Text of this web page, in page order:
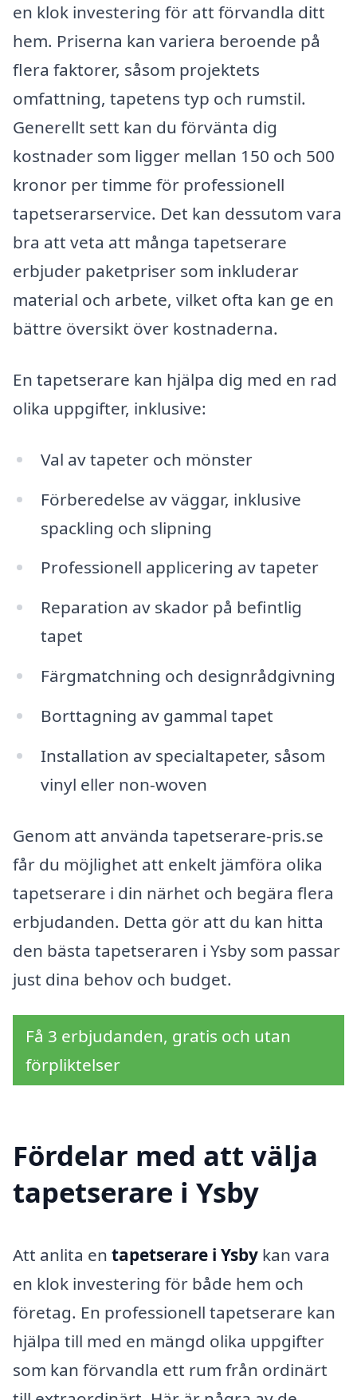
en klok investering för att förvandla ditt
hem. Priserna kan variera beroende på
flera faktorer, såsom projektets
omfattning, tapetens typ och rumstil.
Generellt sett kan du förvänta dig
kostnader som ligger mellan 150 och 500
kronor per timme för professionell
tapetserarservice. Det kan dessutom vara
bra att veta att många tapetserare
erbjuder paketpriser som inkluderar
material och arbete, vilket ofta kan ge en
bättre översikt över kostnaderna.
En tapetserare kan hjälpa dig med en rad
olika uppgifter, inklusive:
Val av tapeter och mönster
Förberedelse av väggar, inklusive
spackling och slipning
Professionell applicering av tapeter
Reparation av skador på befintlig
tapet
Färgmatchning och designrådgivning
Borttagning av gammal tapet
Installation av specialtapeter, såsom
vinyl eller non-woven
Genom att använda tapetserare-pris.se
får du möjlighet att enkelt jämföra olika
tapetserare i din närhet och begära flera
erbjudanden. Detta gör att du kan hitta
den bästa tapetseraren i Ysby som passar
just dina behov och budget.
Få 3 erbjudanden, gratis och utan
förpliktelser
Fördelar med att välja
tapetserare i Ysby
Att anlita en tapetserare i Ysby kan vara
en klok investering för både hem och
företag. En professionell tapetserare kan
hjälpa till med en mängd olika uppgifter
som kan förvandla ett rum från ordinärt